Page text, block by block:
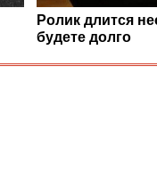
Ролик длится
будете долго